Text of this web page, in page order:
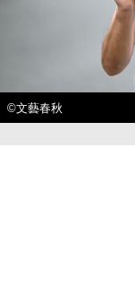
©︎文藝春秋